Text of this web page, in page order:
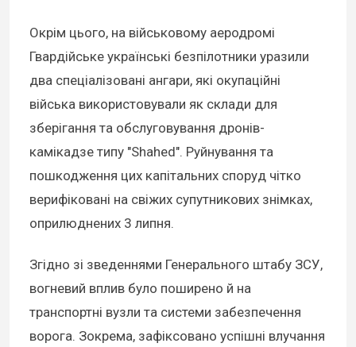
Окрім цього, на військовому аеродромі
Гвардійське українські безпілотники уразили
два спеціалізовані ангари, які окупаційні
війська використовували як склади для
зберігання та обслуговування дронів-
камікадзе типу "Shahed". Руйнування та
пошкодження цих капітальних споруд чітко
верифіковані на свіжих супутникових знімках,
оприлюднених 3 липня.
Згідно зі зведеннями Генерального штабу ЗСУ,
вогневий вплив було поширено й на
транспортні вузли та системи забезпечення
ворога. Зокрема, зафіксовано успішні влучання